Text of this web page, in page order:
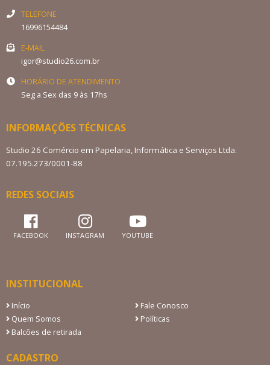
TELEFONE
16996154484
E-MAIL
igor@studio26.com.br
HORÁRIO DE ATENDIMENTO
Seg a Sex das 9 às 17hs
INFORMAÇÕES TÉCNICAS
Studio 26 Comércio em Papelaria, Informática e Serviços Ltda.
07.195.273/0001-88
REDES SOCIAIS
FACEBOOK INSTAGRAM YOUTUBE
INSTITUCIONAL
Início
Fale Conosco
Quem Somos
Políticas
Balcões de retirada
CADASTRO